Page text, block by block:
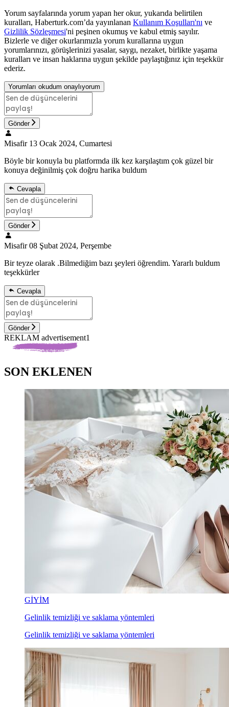
Yorum sayfalarında yorum yapan her okur, yukarıda belirtilen
kuralları, Haberturk.com’da yayınlanan Kullanım Koşulları'nı ve
Gizlilik Sözleşmesi'ni peşinen okumuş ve kabul etmiş sayılır.
Bizlerle ve diğer okurlarımızla yorum kurallarına uygun
yorumlarınızı, görüşlerinizi yasalar, saygı, nezaket, birlikte yaşama
kuralları ve insan haklarına uygun şekilde paylaştığınız için teşekkür
ederiz.
Yorumları okudum onaylıyorum
Gönder
Misafir 13 Ocak 2024, Cumartesi
Böyle bir konuyla bu platformda ilk kez karşılaştım çok güzel bir
konuya değinilmiş çok doğru harika buldum
Cevapla
Gönder
Misafir 08 Şubat 2024, Perşembe
Bir teyze olarak .Bilmediğim bazı şeyleri öğrendim. Yararlı buldum
teşekkürler
Cevapla
Gönder
REKLAM advertisement1
SON EKLENEN
GİYİM
Gelinlik temizliği ve saklama yöntemleri
Gelinlik temizliği ve saklama yöntemleri